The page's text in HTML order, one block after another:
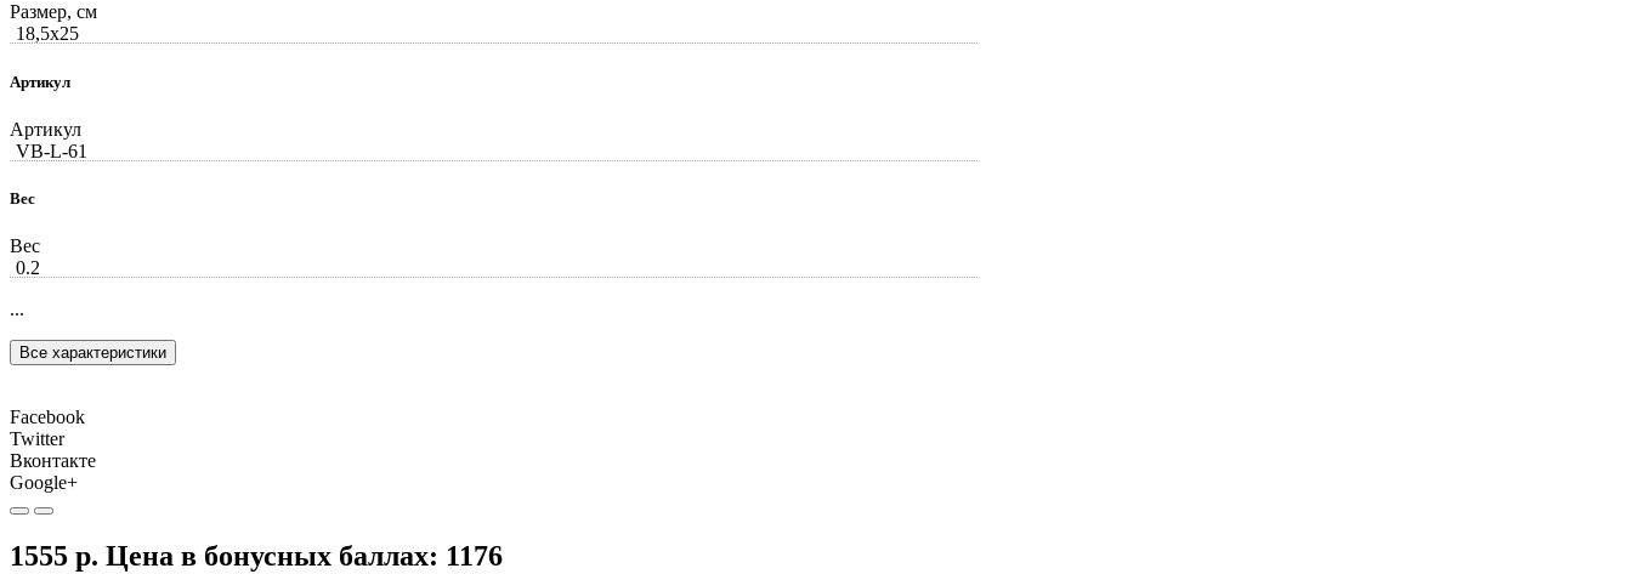
Размер, см
18,5x25
Артикул
Артикул
VB-L-61
Вес
Вес
0.2
...
Все характеристики
Facebook
Twitter
Вконтакте
Google+
1555 р. Цена в бонусных баллах: 1176